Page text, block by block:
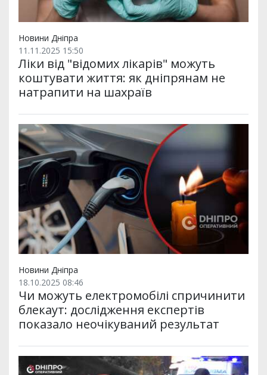
Новини Дніпра
11.11.2025 15:50
Ліки від "відомих лікарів" можуть
коштувати життя: як дніпрянам не
натрапити на шахраїв
Новини Дніпра
18.10.2025 08:46
Чи можуть електромобілі спричинити
блекаут: дослідження експертів
показало неочікуваний результат